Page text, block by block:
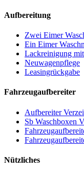
Aufbereitung
Zwei Eimer
Ein Eimer
Lackreinigung
Neuwagenpflege
Leasingrückgabe
Fahrzeugaufbereiter
Aufbereiter
Sb Waschboxen
Nützliches